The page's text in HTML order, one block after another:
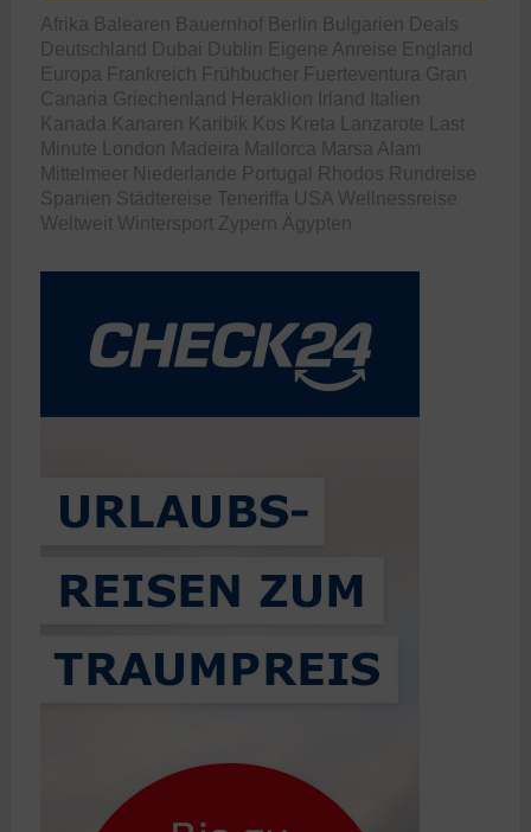
Afrika Balearen Bauernhof Berlin Bulgarien Deals
Deutschland
Dubai Dublin Eigene Anreise England
Europa Frankreich Frühbucher Fuerteventura Gran
Canaria Griechenland Heraklion Irland
Italien
Kanada Kanaren Karibik Kos Kreta Lanzarote
Last
Minute
London Madeira Mallorca Marsa Alam
Mittelmeer Niederlande Portugal Rhodos Rundreise
Spanien Städtereise Teneriffa USA Wellnessreise
Weltweit Wintersport Zypern Ägypten